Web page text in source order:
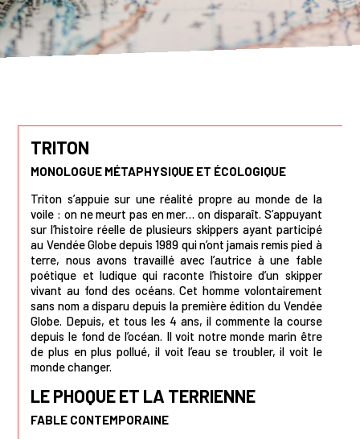
TRITON
MONOLOGUE MÉTAPHYSIQUE ET ÉCOLOGIQUE
Triton s’appuie sur une réalité propre au monde de la
voile : on ne meurt pas en mer… on disparaît. S’appuyant
sur l’histoire réelle de plusieurs skippers ayant participé
au Vendée Globe depuis 1989 qui n’ont jamais remis pied à
terre, nous avons travaillé avec l’autrice à une fable
poétique et ludique qui raconte l’histoire d’un skipper
vivant au fond des océans. Cet homme volontairement
sans nom a disparu depuis la première édition du Vendée
Globe. Depuis, et tous les 4 ans, il commente la course
depuis le fond de l’océan. Il voit notre monde marin être
de plus en plus pollué, il voit l’eau se troubler, il voit le
monde changer.
LE PHOQUE ET LA TERRIENNE
FABLE CONTEMPORAINE